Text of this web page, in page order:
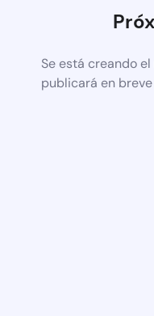
Se está creando
publicará en breve